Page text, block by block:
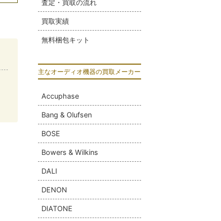
査定・買取の流れ
買取実績
無料梱包キット
主なオーディオ機器の買取メーカー
Accuphase
Bang & Olufsen
BOSE
Bowers & Wilkins
DALI
DENON
DIATONE